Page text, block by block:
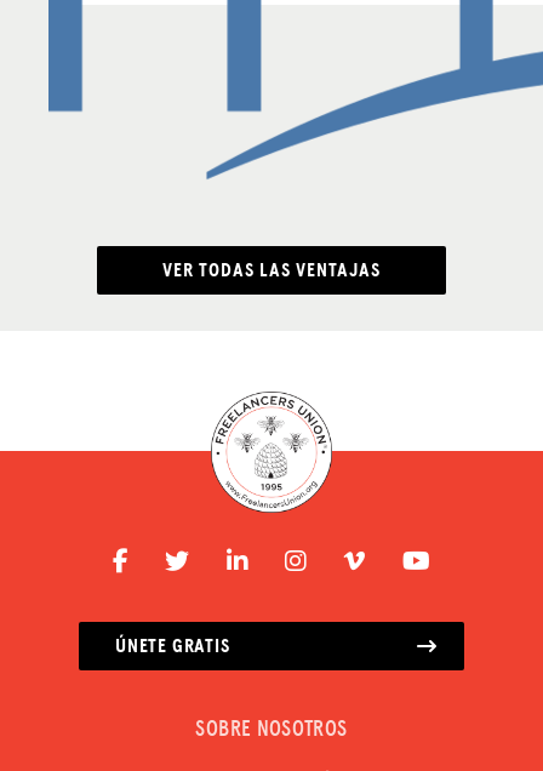
VER TODAS LAS VENTAJAS
ÚNETE GRATIS
SOBRE NOSOTROS